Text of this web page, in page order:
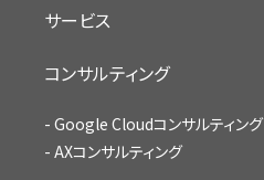
サービス
コンサルティング
Google Cloudコンサルティング
AXコンサルティング